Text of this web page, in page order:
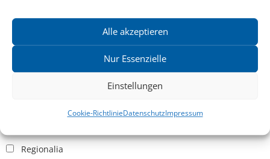
Alle akzeptieren
Nur Essenzielle
Einstellungen
Cookie-RichtlinieDatenschutzImpressum
News zu aktuellen Neuheiten und Nachrichten im zu Klampen!
Verlag – jederzeit wieder abbestellbar.
Kritische Theorie / Philosophie
Regionalia